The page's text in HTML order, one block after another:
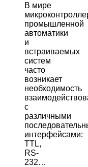
В мире
промышленной
автоматики
и
встраиваемых
систем
часто
возникает
необходимость
с
различными
интерфейсами:
TTL,
RS-
232…